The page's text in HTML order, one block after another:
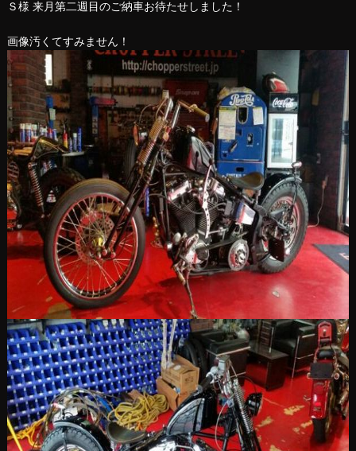
Ｓ様 来月第二週目のご納車お待たせしました！
画像汚くてすみません！